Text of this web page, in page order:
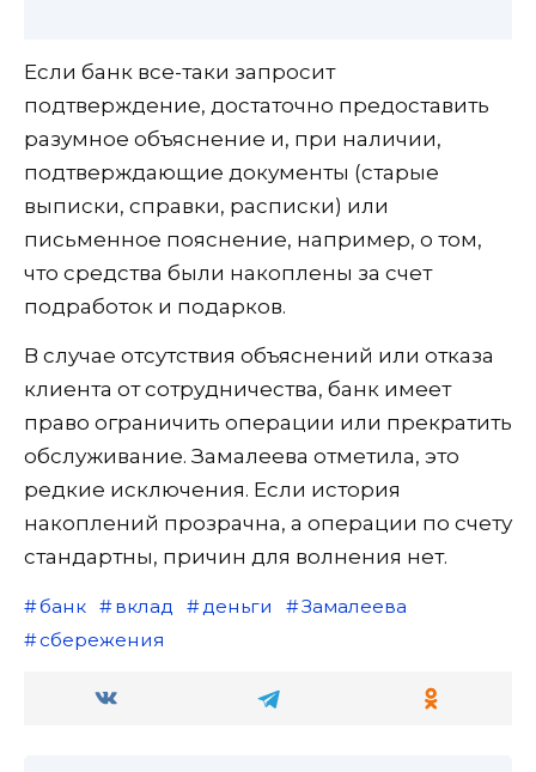
Если банк все-таки запросит
подтверждение, достаточно предоставить
разумное объяснение и, при наличии,
подтверждающие документы (старые
выписки, справки, расписки) или
письменное пояснение, например, о том,
что средства были накоплены за счет
подработок и подарков.
В случае отсутствия объяснений или отказа
клиента от сотрудничества, банк имеет
право ограничить операции или прекратить
обслуживание. Замалеева отметила, это
редкие исключения. Если история
накоплений прозрачна, а операции по счету
стандартны, причин для волнения нет.
банк вклад деньги
Замалеева
сбережения